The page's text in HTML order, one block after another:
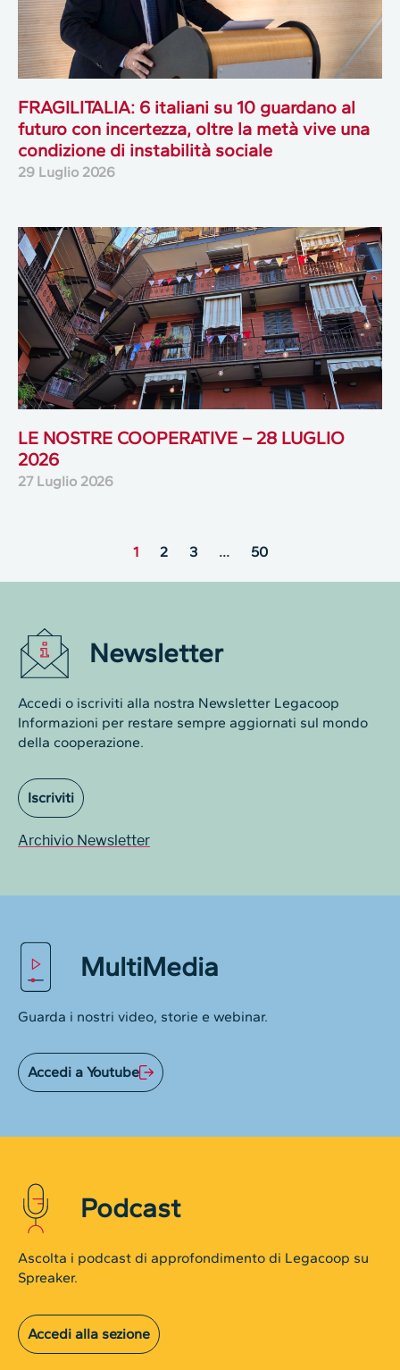
FRAGILITALIA: 6 italiani su 10 guardano al
futuro con incertezza, oltre la metà vive una
condizione di instabilità sociale
29 Luglio 2026
LE NOSTRE COOPERATIVE – 28 LUGLIO
2026
27 Luglio 2026
1 2 3 … 50
Newsletter
Accedi o iscriviti alla nostra Newsletter Legacoop
Informazioni per restare sempre aggiornati sul mondo
della cooperazione.
Iscriviti
Archivio Newsletter
MultiMedia
Guarda i nostri video, storie e webinar.
Accedi a Youtube
Podcast
Ascolta i podcast di approfondimento di Legacoop su
Spreaker.
Accedi alla sezione